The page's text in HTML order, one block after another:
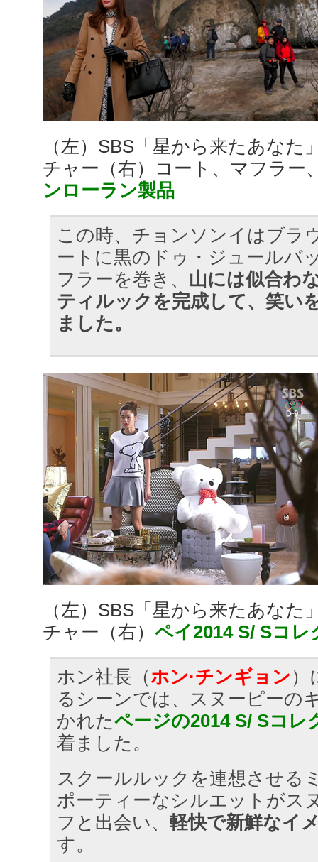
（左）SBS「星から来たあなた
チャー（右）コート、マフラー
ンローラン製品
この時、チョンソンイはブラ
ートに黒のドゥ・ジュールバ
フラーを巻き、 山には似合わ
ティルックを完成して、笑い
ました。
（左）SBS「星から来たあなた
チャー（右） ペイ2014 S/ Sコレ
ホン社長（ホン·チンギョン ）
るシーンでは、スヌーピーの
かれたページの2014 S/ Sコレ
着ました。
スクールルックを連想させる
ポーティーなシルエットがス
フと出会い、 軽快で新鮮なイ
す。